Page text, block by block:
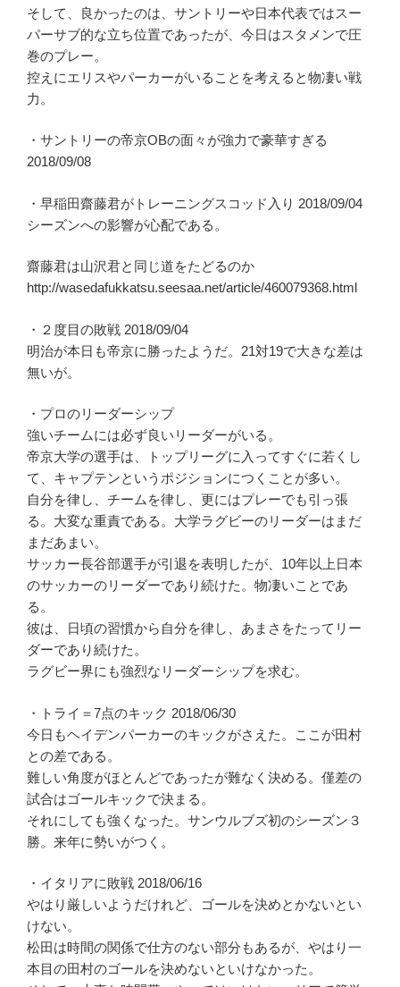
そして、良かったのは、サントリーや日本代表ではスー
パーサブ的な立ち位置であったが、今日はスタメンで圧
巻のプレー。
控えにエリスやパーカーがいることを考えると物凄い戦
力。
・サントリーの帝京OBの面々が強力で豪華すぎる
2018/09/08
・早稲田齋藤君がトレーニングスコッド入り 2018/09/04
シーズンへの影響が心配である。
齋藤君は山沢君と同じ道をたどるのか
http://wasedafukkatsu.seesaa.net/article/460079368.html
・２度目の敗戦 2018/09/04
明治が本日も帝京に勝ったようだ。21対19で大きな差は
無いが。
・プロのリーダーシップ
強いチームには必ず良いリーダーがいる。
帝京大学の選手は、トップリーグに入ってすぐに若くし
て、キャプテンというポジションにつくことが多い。
自分を律し、チームを律し、更にはプレーでも引っ張
る。大変な重責である。大学ラグビーのリーダーはまだ
まだあまい。
サッカー長谷部選手が引退を表明したが、10年以上日本
のサッカーのリーダーであり続けた。物凄いことであ
る。
彼は、日頃の習慣から自分を律し、あまさをたってリー
ダーであり続けた。
ラグビー界にも強烈なリーダーシップを求む。
・トライ＝7点のキック 2018/06/30
今日もヘイデンパーカーのキックがさえた。ここが田村
との差である。
難しい角度がほとんどであったが難なく決める。僅差の
試合はゴールキックで決まる。
それにしても強くなった。サンウルブズ初のシーズン３
勝。来年に勢いがつく。
・イタリアに敗戦 2018/06/16
やはり厳しいようだけれど、ゴールを決めとかないとい
けない。
松田は時間の関係で仕方のない部分もあるが、やはり一
本目の田村のゴールを決めないといけなかった。